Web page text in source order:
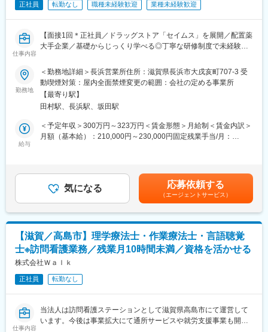
・商品のパック詰め・盛り付け
※パートスタッフは主に簡易作業（盛り付け・パック詰め）を担当
するため、社員は「加工・売場づくり」の中核を担っていただき
■社風：
全従業員の幸せを追求するとともに、お客様と地域社会に貢献し
続ける企業を目指しているため、従業員のワークライフバランス
■はたらき方 ＼プライベートの時間も十分確保！／
を持って働けます。選べる連休取得制度があり、年2回6連休・年
3回4連休・年1回12連休から選べます。趣味も存分に楽しむこと
【各ホームページ情報】
■先輩社員の声
https://career.heiwado-recruit.jp/people/
■公式YouTube（平和堂特命GM、西川貴教さん！）
https://www.youtube.com/@HEIWADO810
変更の範囲：会社の定める業務
正社員 転勤なし 職種未経験歓迎 業種未経験歓迎
仕事内容
【面接1回＊正社員／ドラッグストア「セイムス」を展開／配置薬
大手企業／基礎からじっくり学べる◎丁寧な研修制度で未経験の
■職務内容：
担当エリアのお客様（個人宅や企業）へ訪問し、配置薬（お薬
箱）や健康食品の提案をお任せします。
※既に、取引のあるお客様先を訪問するスタイルです。
＜仕事の流れ＞
たり20～30分程度）
・健康相談、新商品・サービスのご提案 など
※一部、新たに配置薬を置いていただくお客様への訪問がありま
す。
└配置薬は無料でおけるので、お客様も抵抗なく置いてくれる製
品です。
■未経験の方も安心◎充実した研修制度：
・入社直後～2週間 ： OJT形式で、薬の種類や成分など基礎知識
を身につけます。
勤務地
＜勤務地詳細＞長浜営業所住所：滋賀県長浜市大戌亥町707-3 受
動喫煙対策：屋内全面禁煙変更の範囲：会社の定める事業所
【最寄り駅】
田村駅、長浜駅、坂田駅
給与
＜予定年収＞300万円～323万円＜賃金形態＞月給制＜賃金内訳＞
月額（基本給）：210,000円～230,000円固定残業手当/月：
年収は当社規定に基づき、年齢や経験に応じて決定します。・昇
給：年1回（4月）＜モデル給与＞※入社3年目平均基本給＋各種手
当＋業績連動給→総支給月額344,141円※業績連動給：月の予算達
成や売り上げに対して支払われます。賃金はあくまでも目安の金
額であり、選考を通じて上下する可能性があります。月給(月額)は
固定手当を含めた表記です。
気になる 応募依頼する
（エージェントサービス）
【滋賀／高島市】理学療法士・作業療法士・言語聴覚
士※訪問看護業務／残業月10時間未満／資格を活かせる
株式会社Ｗａｌｋ
正社員 転勤なし
仕事内容
当法人は訪問看護ステーションとして滋賀県高島市にて運営して
います。今後は事業拡大にて通所サービスや就労支援事業も開所